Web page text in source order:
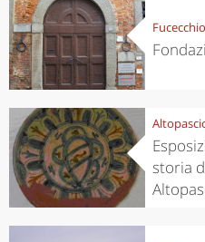
Fucecchio
storia